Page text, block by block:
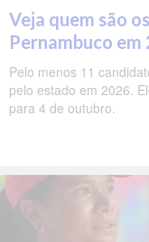
Veja quem são
Pernambuco em
Pelo menos 11
pelo estado em 2026.
para 4 de outubro.